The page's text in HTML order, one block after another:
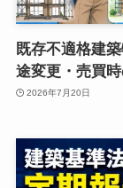
既存不適格建
途変更・売買時
2026年7月20日